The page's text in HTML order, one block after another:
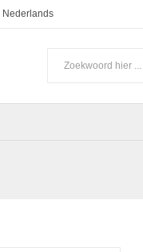
Nederlands